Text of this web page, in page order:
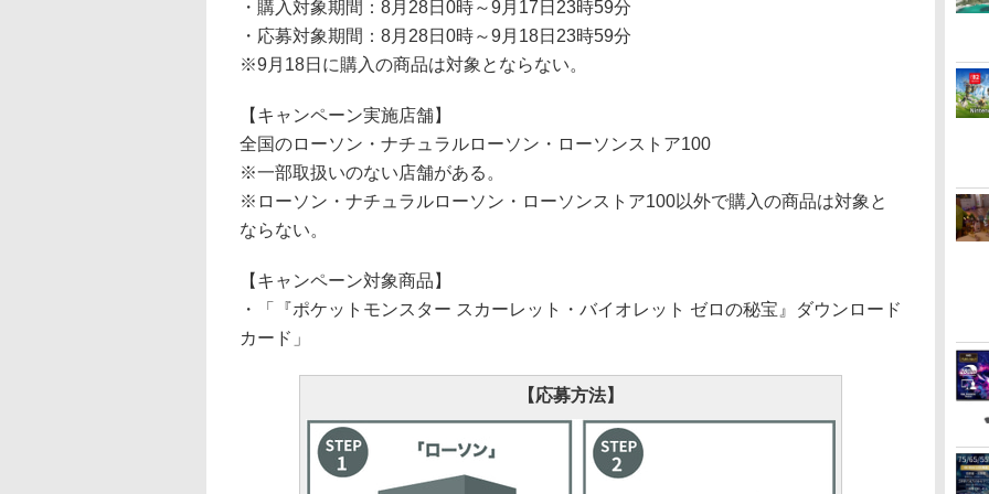
・購入対象期間：8月28日0時～9月17日23時59分
・応募対象期間：8月28日0時～9月18日23時59分
※9月18日に購入の商品は対象とならない。
【キャンペーン実施店舗】
全国のローソン・ナチュラルローソン・ローソンストア100
※一部取扱いのない店舗がある。
※ローソン・ナチュラルローソン・ローソンストア100以外で購入の商品は対象と
ならない。
【キャンペーン対象商品】
・「『ポケットモンスター スカーレット・バイオレット ゼロの秘宝』ダウンロード
カード」
【応募方法】